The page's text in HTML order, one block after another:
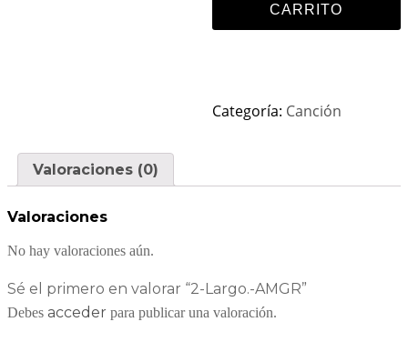
CARRITO
Categoría: Canción
Valoraciones (0)
Valoraciones
No hay valoraciones aún.
Sé el primero en valorar “2-Largo.-AMGR”
Debes acceder para publicar una valoración.